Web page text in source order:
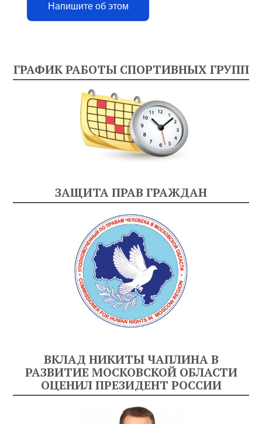
Напишите об этом
ГРАФИК РАБОТЫ СПОРТИВНЫХ ГРУПП
ЗАЩИТА ПРАВ ГРАЖДАН
ВКЛАД НИКИТЫ ЧАПЛИНА В
РАЗВИТИЕ МОСКОВСКОЙ ОБЛАСТИ
ОЦЕНИЛ ПРЕЗИДЕНТ РОССИИ